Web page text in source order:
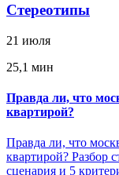
Стереотипы
21 июля
25,1 мин
Правда ли, что
квартирой?
Правда ли, что
квартирой? Разбор
сценария и 5